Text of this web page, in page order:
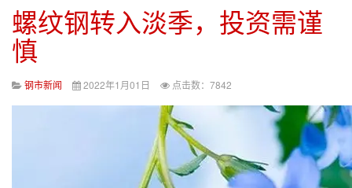
螺纹钢转入淡季，投资需谨
慎
钢市新闻 2022年1月01日 点击数：7842